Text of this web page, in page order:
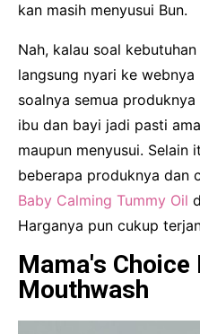
kan masih menyusui Bun.
Nah, kalau soal
langsung nyari ke webnya
soalnya semua
ibu dan bayi jadi pasti
maupun menyusui. Selain
beberapa produknya dan
Baby Calming Tummy Oil
Harganya pun cukup
Mama's Choice
Mouthwash